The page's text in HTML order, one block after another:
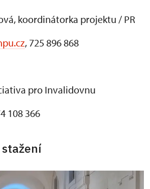
koordinátorka projektu / PR
, 725 896 868
pro Invalidovnu
108 366